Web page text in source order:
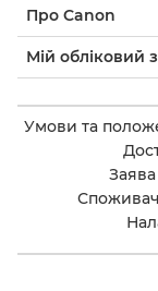
Про Canon
Мій обліковий
Умови та